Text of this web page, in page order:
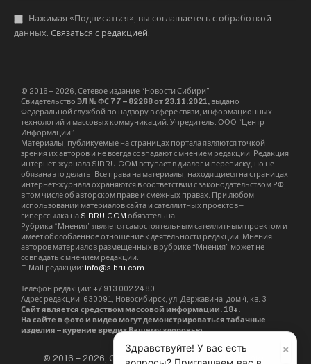
Нажимая «Подписаться», вы соглашаетесь с обработкой
данных. Связаться с редакцией
© 2016 – 2026, Сетевое издание “Новости Сибири”.
Свидетельство ЭЛ № ФС 77 – 82268 от 23.11.2021, выдано
Федеральной службой по надзору в сфере связи, информационных
технологий и массовых коммуникаций. Учредитель: ООО “Центр
Информации”
Материалы, публикуемые на страницах портала являются точкой
зрения их авторов и не всегда совпадают с мнением редакции. Редакция
интернет-журнала SIBRU.COM вступает в диалог и переписку, но не
обязана это делать. Все права на материалы, находящиеся на страницах
интернет-журнала охраняются в соответствии с законодательством РФ,
в том числе об авторском праве и смежных правах. При любом
использовании материалов сайта и сателлитных проектов –
гиперссылка на SIBRU.COM обязательна.
Рубрика “Мнения” является самостоятельным сателлитным проектом и
имеет обособленное отношение к деятельности редакции. Мнения
авторов материалов размещенных в рубрике “Мнения” может не
совпадать с мнением редакции.
E-Mail редакции: info@sibru.com
Телефон редакции: +7 913 002 24 80
Адрес редакции: 630091, Новосибирск, ул. Державина, дом 4, кв. 3
Сайт является средством массовой информации. 18+.
На сайте в фото и видео могут демонстрироваться табачные
изделия – курение вредит Вашему здоровью.
© 2016 – 2026, Сетевое издание «Новости Сибири».
×
Здравствуйте! У вас есть